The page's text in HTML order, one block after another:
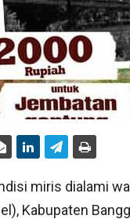
miris dialami
Kabupaten